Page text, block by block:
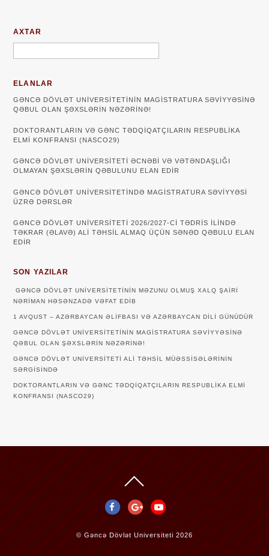
AXTAR
ELANLAR
GƏNCƏ DÖVLƏT UNIVERSITETININ MAGISTRATURA SƏVIYYƏSINƏ
QƏBUL OLAN ŞƏXSLƏRIN NƏZƏRINƏ!
DOKTORANTLARIN VƏ GƏNC TƏDQİQATÇILARIN RESPUBLİKA
ELMİ KONFRANSI (NASCO29)
GƏNCƏ DÖVLƏT UNIVERSITETI ƏCNƏBI VƏ VƏTƏNDAŞLIĞI
OLMAYAN ŞƏXSLƏRIN QƏBULUNU ELAN EDIR
GƏNCƏ DÖVLƏT UNIVERSITETINDƏ MAGISTRATURA SƏVIYYƏSI
ÜZRƏ DƏRSLƏR
GƏNCƏ DÖVLƏT UNİVERSİTETİ 2026/2027-Cİ TƏDRİS İLİNDƏ
TƏKRAR (ƏLAVƏ) ALİ TƏHSİL ALMAQ ÜÇÜN SƏNƏD QƏBULU ELAN
EDİR
SON YAZILAR
GƏNCƏ DÖVLƏT UNIVERSITETININ MƏZUNU OLMUŞ XALQ ŞAIRI
NƏRIMAN HƏSƏNZADƏ VƏFAT EDIB
1 AVQUST – AZƏRBAYCAN ƏLIFBASI VƏ AZƏRBAYCAN DILI GÜNÜDÜR
GƏNCƏ DÖVLƏT UNIVERSITETININ MAGISTRATURA SƏVIYYƏSINƏ
QƏBUL OLAN ŞƏXSLƏRIN NƏZƏRINƏ!
GƏNCƏ DÖVLƏT UNIVERSITETI ALI TƏHSIL MÜƏSSISƏLƏRININ
SƏRGISINDƏ
DOKTORANTLARIN VƏ GƏNC TƏDQİQATÇILARIN RESPUBLİKA ELMİ
KONFRANSI (NASCO29)
©Gəncə Dövlət Universiteti2026